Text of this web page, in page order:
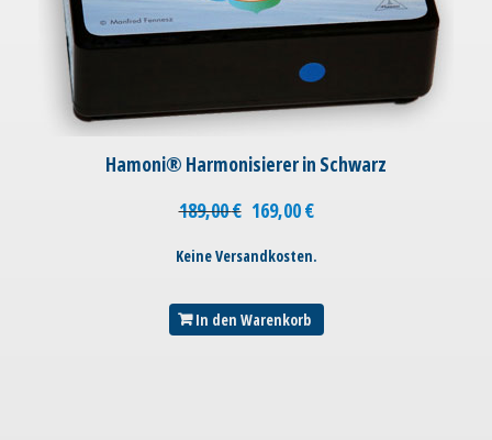
Hamoni® Harmonisierer in Schwarz
189,00€ 169,00€
Keine Versandkosten.
In den Warenkorb